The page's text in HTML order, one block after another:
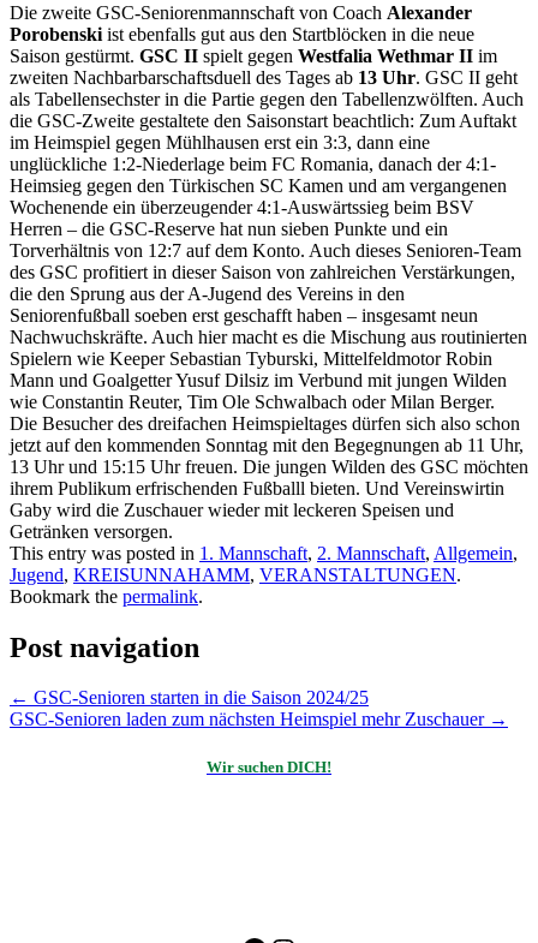
Die zweite GSC-Seniorenmannschaft von Coach Alexander
Porobenski ist ebenfalls gut aus den Startblöcken in die neue
Saison gestürmt. GSC II spielt gegen Westfalia Wethmar II im
zweiten Nachbarbarschaftsduell des Tages ab 13 Uhr. GSC II geht
als Tabellensechster in die Partie gegen den Tabellenzwölften. Auch
die GSC-Zweite gestaltete den Saisonstart beachtlich: Zum Auftakt
im Heimspiel gegen Mühlhausen erst ein 3:3, dann eine
unglückliche 1:2-Niederlage beim FC Romania, danach der 4:1-
Heimsieg gegen den Türkischen SC Kamen und am vergangenen
Wochenende ein überzeugender 4:1-Auswärtssieg beim BSV
Herren – die GSC-Reserve hat nun sieben Punkte und ein
Torverhältnis von 12:7 auf dem Konto. Auch dieses Senioren-Team
des GSC profitiert in dieser Saison von zahlreichen Verstärkungen,
die den Sprung aus der A-Jugend des Vereins in den
Seniorenfußball soeben erst geschafft haben – insgesamt neun
Nachwuchskräfte. Auch hier macht es die Mischung aus routinierten
Spielern wie Keeper Sebastian Tyburski, Mittelfeldmotor Robin
Mann und Goalgetter Yusuf Dilsiz im Verbund mit jungen Wilden
wie Constantin Reuter, Tim Ole Schwalbach oder Milan Berger.
Die Besucher des dreifachen Heimspieltages dürfen sich also schon
jetzt auf den kommenden Sonntag mit den Begegnungen ab 11 Uhr,
13 Uhr und 15:15 Uhr freuen. Die jungen Wilden des GSC möchten
ihrem Publikum erfrischenden Fußballl bieten. Und Vereinswirtin
Gaby wird die Zuschauer wieder mit leckeren Speisen und
Getränken versorgen.
This entry was posted in 1. Mannschaft, 2. Mannschaft, Allgemein,
Jugend, KREISUNNAHAMM, VERANSTALTUNGEN.
Bookmark the permalink.
Post navigation
← GSC-Senioren starten in die Saison 2024/25
GSC-Senioren laden zum nächsten Heimspiel mehr Zuschauer →
Wir suchen DICH!